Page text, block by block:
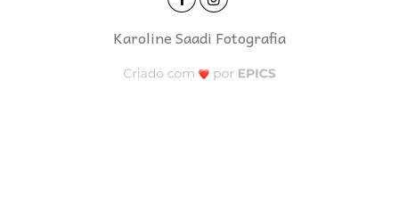
Karoline Saadi Fotografia